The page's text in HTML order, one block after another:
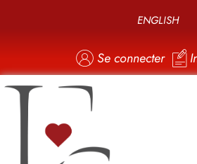
ENGLISH
Se connecter